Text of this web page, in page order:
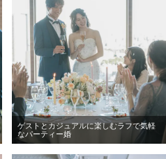
ゲストとカジュアルに楽しむラフで気軽
なパーティー婚